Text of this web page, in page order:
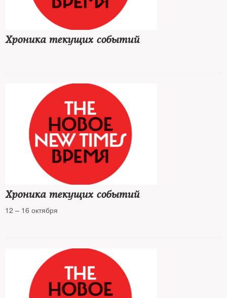
Хроника текущих событий
Хроника текущих событий
12 – 16 октября